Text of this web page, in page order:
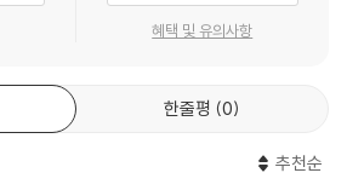
‘문학이여! 영원하라’라고 외치며 잔을 높이
거푸 소주 석 잔을 들이켜더니 문학의 암담한
숄더백을 구입할 수 없다는 것이 나를 슬프게
혜택 및 유의사항
한줄평 0
추천순